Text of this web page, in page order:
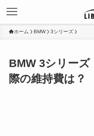
ホーム BMW 3シリーズ
BMW 3シリーズ
際の維持費は？